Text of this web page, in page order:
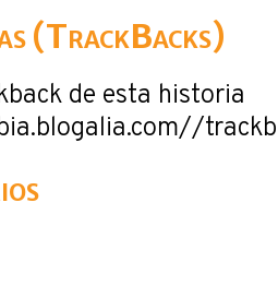
(TrackBacks)
de esta historia